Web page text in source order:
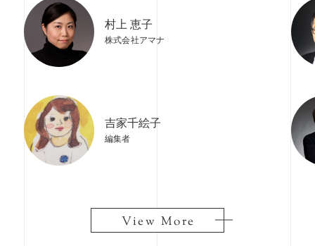
村上 恵子
株式会社アマナ
吉家千絵子
編集者
View More
View More